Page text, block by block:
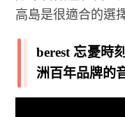
高島是很適合的選
berest 忘憂時
洲百年品牌的